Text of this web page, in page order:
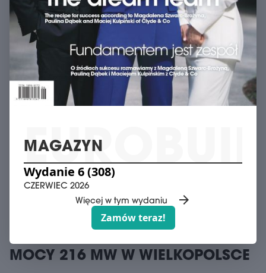
funduszu zarządzanego przez Union Investment.
ORLEN KUPUJE
HYBRYDOWY PROJEKT OZE O
MOCY 216 MW W WIELKOPOLSCE
MAGAZYN
Wydanie 6 (308)
CZERWIEC 2026
Więcej w tym wydaniu
arrow_forward
Zamów teraz!